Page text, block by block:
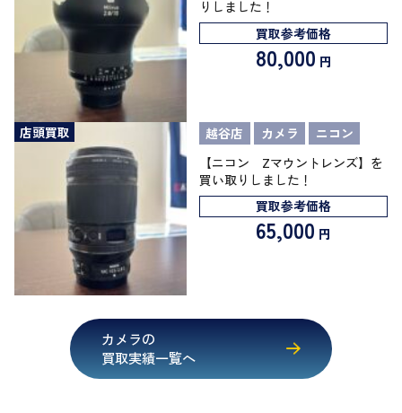
りしました！
買取参考価格
80,000 円
店頭買取 越谷店 カメラ
ニコン
【ニコン Zマウントレンズ】を
買い取りしました！
買取参考価格
65,000 円
カメラの
買取実績一覧へ